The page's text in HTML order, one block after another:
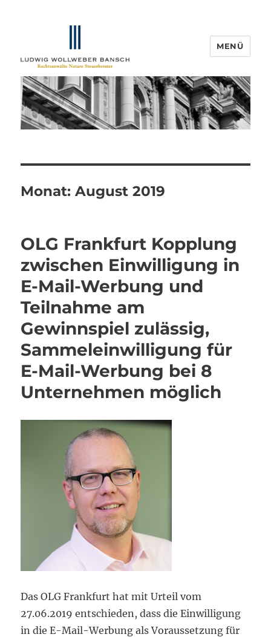
IP-Blogger.de
MENÜ
Monat:August 2019
OLG Frankfurt Kopplung
zwischen Einwilligung in
E-Mail-Werbung und
Teilnahme am
Gewinnspiel zulässig,
Sammeleinwilligung für
E-Mail-Werbung bei 8
Unternehmen möglich
Das OLG Frankfurt hat mit Urteil vom
27.06.2019 entschieden, dass die Einwilligung
in die E-Mail-Werbung als Voraussetzung für